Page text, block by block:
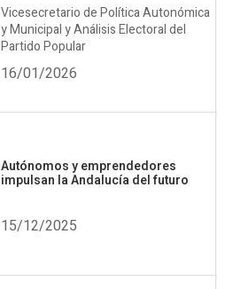
Vicesecretario de Política Autonómica
y Municipal y Análisis Electoral del
Partido Popular
16/01/2026
Autónomos y emprendedores
impulsan la Andalucía del futuro
15/12/2025